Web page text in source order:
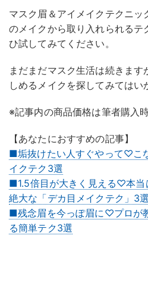
マスク眉＆アイメイクテクニッ
のメイクから取り入れられるテ
ひ試してみてください。
まだまだマスク生活は続きま
しめるメイクを探してみてはい
※記事内の商品価格は筆者購入
【あなたにおすすめの記事】
■垢抜けたい人すぐやって♡こ
イクテク3選
■1.5倍目が大きく見える♡本当
絶大な「デカ目メイクテク」3選
■残念眉を今っぽ眉に♡プロが
る簡単テク3選